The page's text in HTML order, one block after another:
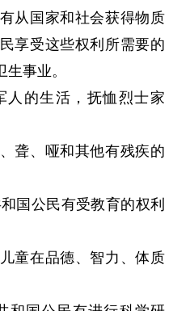
从国家和社会获得物质
享受这些权利所需要的
生事业。
的生活，抚恤烈士家
、哑和其他有残疾的
公民有受教育的权利
在品德、智力、体质